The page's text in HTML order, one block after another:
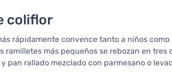
coliflor
rápidamente convence tanto a niños como
ramilletes más pequeños se rebozan en tres
pan rallado mezclado con parmesano o